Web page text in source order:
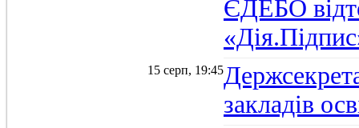
ЄДЕБО
15 серп, 19:45
закладів